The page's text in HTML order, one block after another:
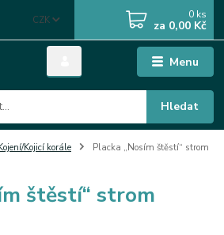
Menu
CZK
Hledat
0 ks
za 0,00 Kč
Kojicí korále
Placka „Nosím štěstí“ strom
štěstí“ strom